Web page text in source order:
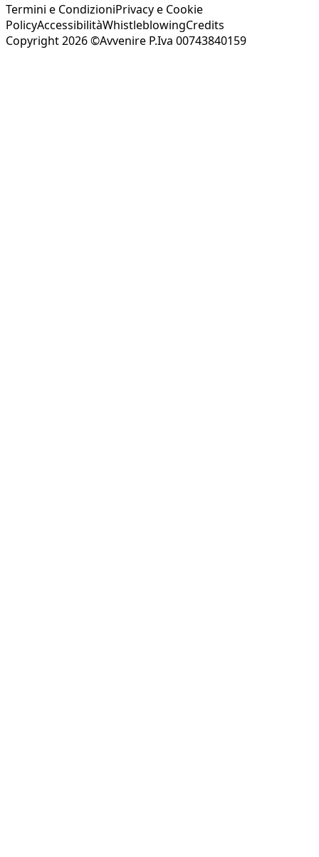
Termini e CondizioniPrivacy e Cookie
PolicyAccessibilitàWhistleblowingCredits
Copyright 2026 ©Avvenire P.Iva 00743840159